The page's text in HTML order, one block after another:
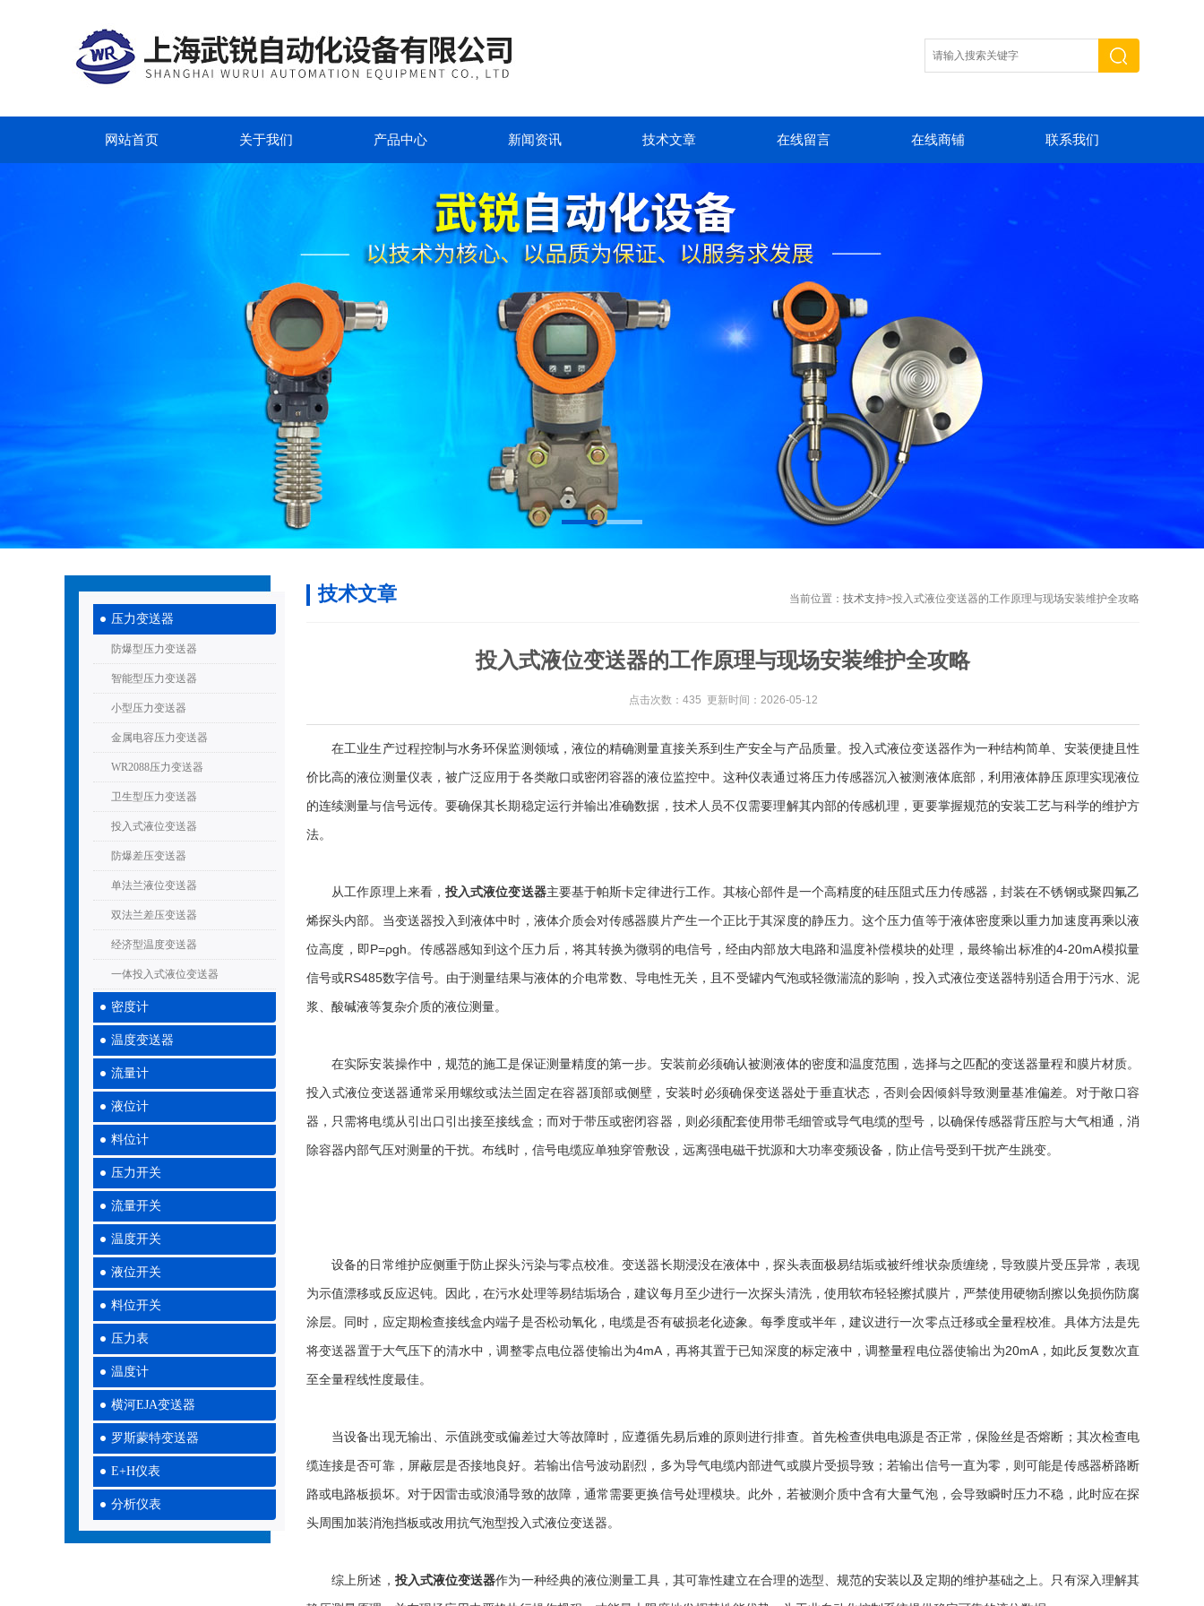
网站首页 关于我们 产品中心 新闻资讯 技术文章 在线留言 在线商铺 联系我们
压力变送器
防爆型压力变送器
智能型压力变送器
小型压力变送器
金属电容压力变送器
WR2088压力变送器
卫生型压力变送器
投入式液位变送器
防爆差压变送器
单法兰液位变送器
双法兰差压变送器
经济型温度变送器
一体投入式液位变送器
密度计
温度变送器
流量计
液位计
料位计
压力开关
流量开关
温度开关
液位开关
料位开关
压力表
温度计
横河EJA变送器
罗斯蒙特变送器
E+H仪表
分析仪表
当前位置： 技术支持>投入式液位变送器的工作原理与现场安装维护全攻略
技术文章
投入式液位变送器的工作原理与现场安装维护全攻略
点击次数：435 更新时间：2026-05-12
在工业生产过程控制与水务环保监测领域，液位的精确测量直接关系到生产安全与产品质量。投入式液位变送器作为一种结构简单、安装便捷且性
价比高的液位测量仪表，被广泛应用于各类敞口或密闭容器的液位监控中。这种仪表通过将压力传感器沉入被测液体底部，利用液体静压原理实现液位
的连续测量与信号远传。要确保其长期稳定运行并输出准确数据，技术人员不仅需要理解其内部的传感机理，更要掌握规范的安装工艺与科学的维护方
法。
从工作原理上来看，投入式液位变送器主要基于帕斯卡定律进行工作。其核心部件是一个高精度的硅压阻式压力传感器，封装在不锈钢或聚四氟乙
烯探头内部。当变送器投入到液体中时，液体介质会对传感器膜片产生一个正比于其深度的静压力。这个压力值等于液体密度乘以重力加速度再乘以液
位高度，即P=ρgh。传感器感知到这个压力后，将其转换为微弱的电信号，经由内部放大电路和温度补偿模块的处理，最终输出标准的4-20mA模拟量
信号或RS485数字信号。由于测量结果与液体的介电常数、导电性无关，且不受罐内气泡或轻微湍流的影响，投入式液位变送器特别适合用于污水、泥
浆、酸碱液等复杂介质的液位测量。
在实际安装操作中，规范的施工是保证测量精度的第一步。安装前必须确认被测液体的密度和温度范围，选择与之匹配的变送器量程和膜片材质。
投入式液位变送器通常采用螺纹或法兰固定在容器顶部或侧壁，安装时必须确保变送器处于垂直状态，否则会因倾斜导致测量基准偏差。对于敞口容
器，只需将电缆从引出口引出接至接线盒；而对于带压或密闭容器，则必须配套使用带毛细管或导气电缆的型号，以确保传感器背压腔与大气相通，消
除容器内部气压对测量的干扰。布线时，信号电缆应单独穿管敷设，远离强电磁干扰源和大功率变频设备，防止信号受到干扰产生跳变。
设备的日常维护应侧重于防止探头污染与零点校准。变送器长期浸没在液体中，探头表面极易结垢或被纤维状杂质缠绕，导致膜片受压异常，表现
为示值漂移或反应迟钝。因此，在污水处理等易结垢场合，建议每月至少进行一次探头清洗，使用软布轻轻擦拭膜片，严禁使用硬物刮擦以免损伤防腐
涂层。同时，应定期检查接线盒内端子是否松动氧化，电缆是否有破损老化迹象。每季度或半年，建议进行一次零点迁移或全量程校准。具体方法是先
将变送器置于大气压下的清水中，调整零点电位器使输出为4mA，再将其置于已知深度的标定液中，调整量程电位器使输出为20mA，如此反复数次直
至全量程线性度最佳。
当设备出现无输出、示值跳变或偏差过大等故障时，应遵循先易后难的原则进行排查。首先检查供电电源是否正常，保险丝是否熔断；其次检查电
缆连接是否可靠，屏蔽层是否接地良好。若输出信号波动剧烈，多为导气电缆内部进气或膜片受损导致；若输出信号一直为零，则可能是传感器桥路断
路或电路板损坏。对于因雷击或浪涌导致的故障，通常需要更换信号处理模块。此外，若被测介质中含有大量气泡，会导致瞬时压力不稳，此时应在探
头周围加装消泡挡板或改用抗气泡型投入式液位变送器。
综上所述， 投入式液位变送器作为一种经典的液位测量工具，其可靠性建立在合理的选型、规范的安装以及定期的维护基础之上。只有深入理解其